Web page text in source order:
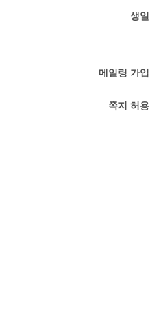
생일
메일링 가입
쪽지 허용